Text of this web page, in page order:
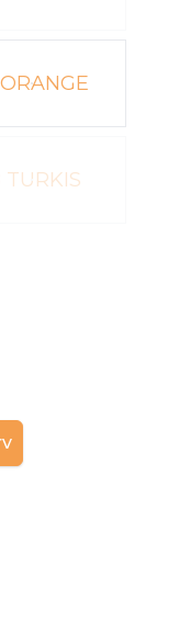
TURKIS